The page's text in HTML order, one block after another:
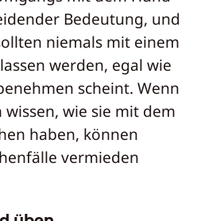
Bedeutung, und
niemals mit einem
werden, egal wie
scheint. Wenn
wie sie mit dem
haben, können
vermieden